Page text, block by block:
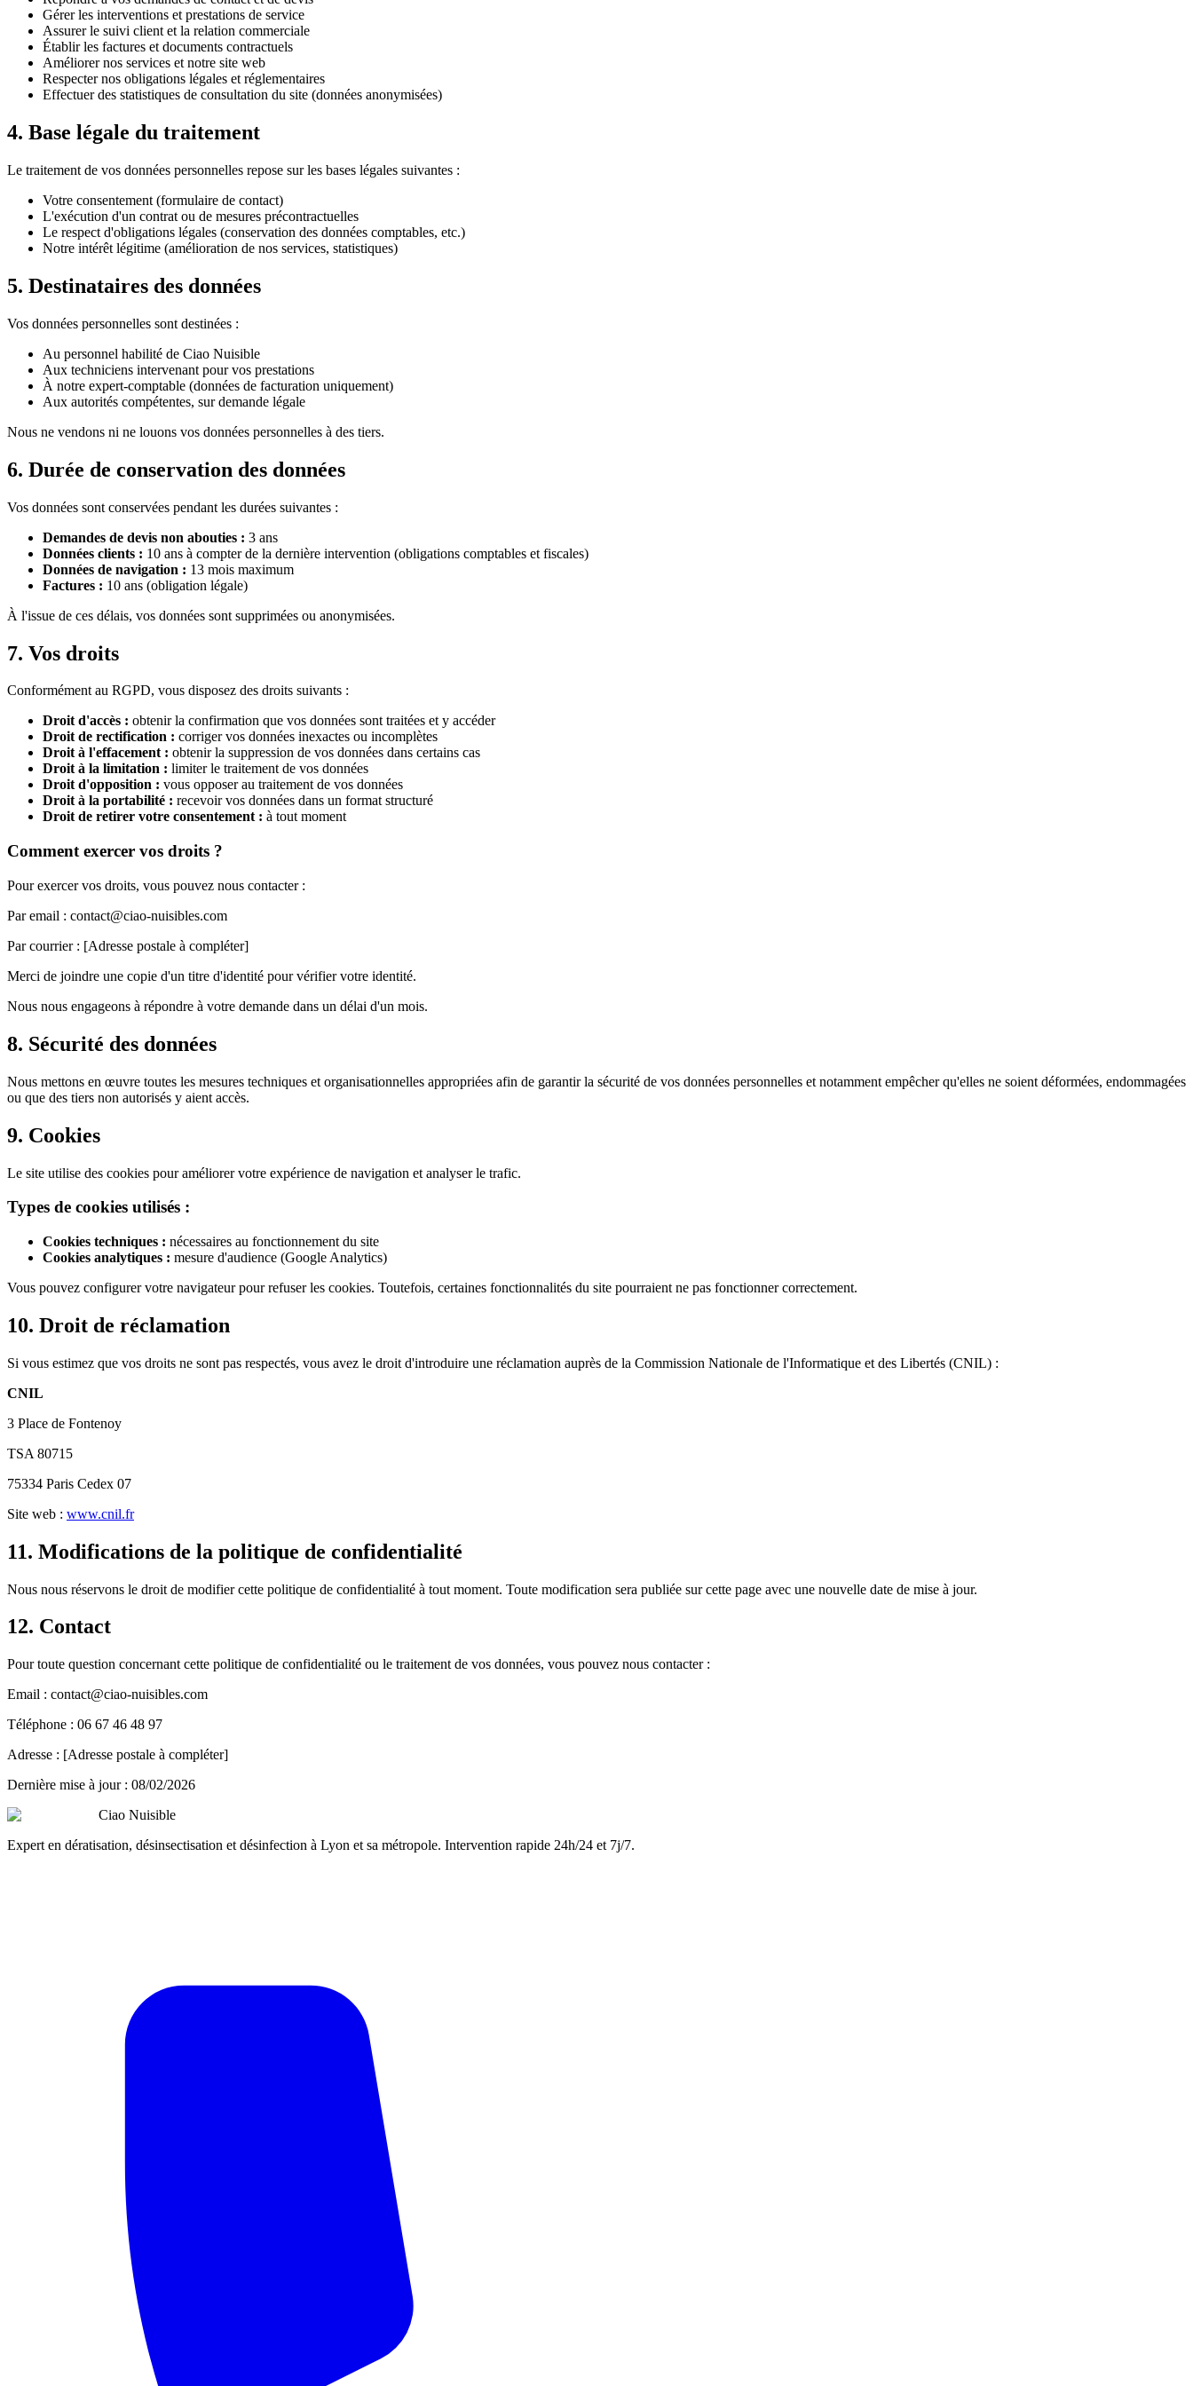
Gérer les interventions et prestations de service
Assurer le suivi client et la relation commerciale
Établir les factures et documents contractuels
Améliorer nos services et notre site web
Respecter nos obligations légales et réglementaires
Effectuer des statistiques de consultation du site (données anonymisées)
4. Base légale du traitement
Le traitement de vos données personnelles repose sur les bases légales suivantes :
Votre consentement (formulaire de contact)
L'exécution d'un contrat ou de mesures précontractuelles
Le respect d'obligations légales (conservation des données comptables, etc.)
Notre intérêt légitime (amélioration de nos services, statistiques)
5. Destinataires des données
Vos données personnelles sont destinées :
Au personnel habilité de Ciao Nuisible
Aux techniciens intervenant pour vos prestations
À notre expert-comptable (données de facturation uniquement)
Aux autorités compétentes, sur demande légale
Nous ne vendons ni ne louons vos données personnelles à des tiers.
6. Durée de conservation des données
Vos données sont conservées pendant les durées suivantes :
Demandes de devis non abouties : 3 ans
Données clients : 10 ans à compter de la dernière intervention (obligations comptables et fiscales)
Données de navigation : 13 mois maximum
Factures : 10 ans (obligation légale)
À l'issue de ces délais, vos données sont supprimées ou anonymisées.
7. Vos droits
Conformément au RGPD, vous disposez des droits suivants :
Droit d'accès : obtenir la confirmation que vos données sont traitées et y accéder
Droit de rectification : corriger vos données inexactes ou incomplètes
Droit à l'effacement : obtenir la suppression de vos données dans certains cas
Droit à la limitation : limiter le traitement de vos données
Droit d'opposition : vous opposer au traitement de vos données
Droit à la portabilité : recevoir vos données dans un format structuré
Droit de retirer votre consentement : à tout moment
Comment exercer vos droits ?
Pour exercer vos droits, vous pouvez nous contacter :
Par email : contact@ciao-nuisibles.com
Par courrier : [Adresse postale à compléter]
Merci de joindre une copie d'un titre d'identité pour vérifier votre identité.
Nous nous engageons à répondre à votre demande dans un délai d'un mois.
8. Sécurité des données
Nous mettons en œuvre toutes les mesures techniques et organisationnelles appropriées afin de garantir la sécurité de vos données personnelles et notamment empêcher qu'elles ne soient déformées, endommagées
ou que des tiers non autorisés y aient accès.
9. Cookies
Le site utilise des cookies pour améliorer votre expérience de navigation et analyser le trafic.
Types de cookies utilisés :
Cookies techniques : nécessaires au fonctionnement du site
Cookies analytiques : mesure d'audience (Google Analytics)
Vous pouvez configurer votre navigateur pour refuser les cookies. Toutefois, certaines fonctionnalités du site pourraient ne pas fonctionner correctement.
10. Droit de réclamation
Si vous estimez que vos droits ne sont pas respectés, vous avez le droit d'introduire une réclamation auprès de la Commission Nationale de l'Informatique et des Libertés (CNIL) :
CNIL
3 Place de Fontenoy
TSA 80715
75334 Paris Cedex 07
Site web : www.cnil.fr
11. Modifications de la politique de confidentialité
Nous nous réservons le droit de modifier cette politique de confidentialité à tout moment. Toute modification sera publiée sur cette page avec une nouvelle date de mise à jour.
12. Contact
Pour toute question concernant cette politique de confidentialité ou le traitement de vos données, vous pouvez nous contacter :
Email : contact@ciao-nuisibles.com
Téléphone : 06 67 46 48 97
Adresse : [Adresse postale à compléter]
Dernière mise à jour : 08/02/2026
Ciao Nuisible
Expert en dératisation, désinsectisation et désinfection à Lyon et sa métropole. Intervention rapide 24h/24 et 7j/7.